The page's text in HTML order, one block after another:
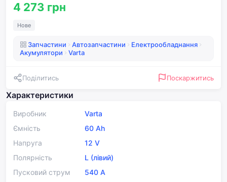
Характеристики
Виробник
Varta
Ємність
60 Ah
Напруга
12 V
Полярність
L (лівий)
Пусковий струм
540 A
4 273 грн
Нове
Запчастини Автозапчастини
Електрообладнання
Акумулятори
Varta
Поділитись Поскаржитись